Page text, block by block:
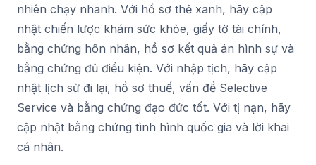
nhiên chạy nhanh. Với hồ sơ thẻ xanh, hãy cập
nhật chiến lược khám sức khỏe, giấy tờ tài chính,
bằng chứng hôn nhân, hồ sơ kết quả án hình sự và
bằng chứng đủ điều kiện. Với nhập tịch, hãy cập
nhật lịch sử đi lại, hồ sơ thuế, vấn đề Selective
Service và bằng chứng đạo đức tốt. Với tị nạn, hãy
cập nhật bằng chứng tình hình quốc gia và lời khai
cá nhân.